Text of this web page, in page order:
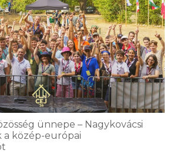
ünnepe – Nagykovácsi
a közép-európai